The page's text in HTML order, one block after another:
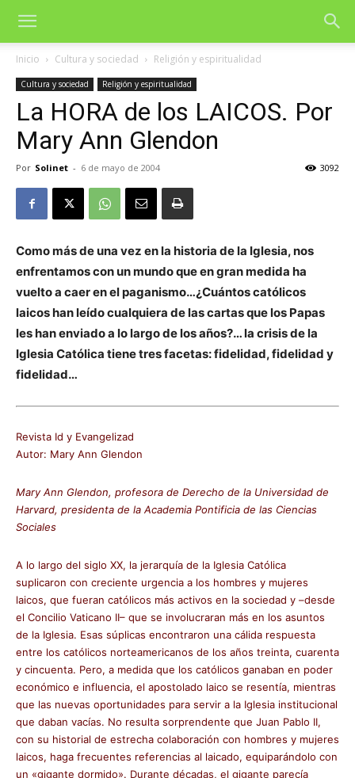
Inicio Cultura y sociedad Religión y espiritualidad
Cultura y sociedad Religión y espiritualidad
La HORA de los LAICOS. Por
Mary Ann Glendon
Por Solinet - 6 de mayo de 2004 3092
Como más de una vez en la historia de la Iglesia, nos
enfrentamos con un mundo que en gran medida ha
vuelto a caer en el paganismo…¿Cuántos católicos
laicos han leído cualquiera de las cartas que los Papas
les han enviado a lo largo de los años?… la crisis de la
Iglesia Católica tiene tres facetas: fidelidad, fidelidad y
fidelidad…
Revista Id y Evangelizad
Autor: Mary Ann Glendon
Mary Ann Glendon, profesora de Derecho de la Universidad de
Harvard, presidenta de la Academia Pontificia de las Ciencias
Sociales
A lo largo del siglo XX, la jerarquía de la Iglesia Católica
suplicaron con creciente urgencia a los hombres y mujeres
laicos, que fueran católicos más activos en la sociedad y –desde
el Concilio Vaticano II– que se involucraran más en los asuntos
de la Iglesia. Esas súplicas encontraron una cálida respuesta
entre los católicos norteamericanos de los años treinta, cuarenta
y cincuenta. Pero, a medida que los católicos ganaban en poder
económico e influencia, el apostolado laico se resentía, mientras
que las nuevas oportunidades para servir a la Iglesia institucional
que daban vacías. No resulta sorprendente que Juan Pablo II,
con su historial de estrecha colaboración con hombres y mujeres
laicos, haga frecuentes referencias al laicado, equiparándolo con
un «gigante dormido». Durante décadas, el gigante parecía